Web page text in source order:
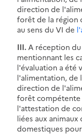
direction de
forêt de la région
au sens du VI de
III. A réception
mentionnant les
l'évaluation a été
l'alimentation, de
direction de
forêt compétente
l'attestation de
liées aux
domestiques